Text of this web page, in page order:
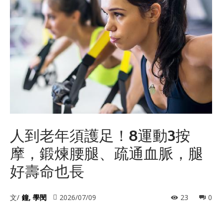
人到老年須護足！8運動3按
摩，鍛煉腰腿、疏通血脈，腿
好壽命也長
文/ 鐘, 學閔 2026/07/09 0
23